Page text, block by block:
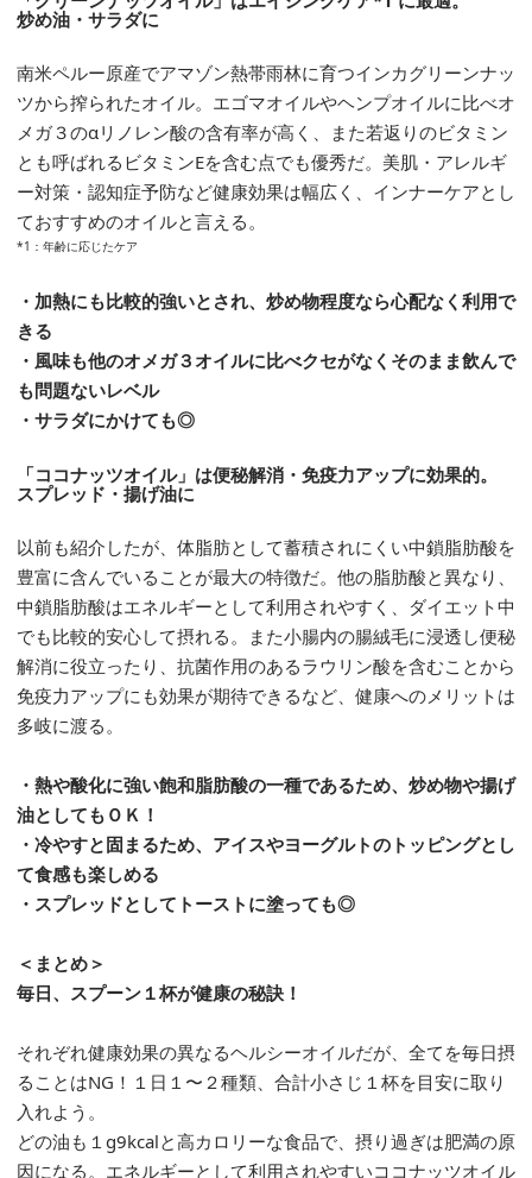
炒め油・サラダに
南米ペルー原産でアマゾン熱帯雨林に育つインカグリーンナッ
ツから搾られたオイル。エゴマオイルやヘンプオイルに比べオ
メガ３のαリノレン酸の含有率が高く、また若返りのビタミン
とも呼ばれるビタミンEを含む点でも優秀だ。美肌・アレルギ
ー対策・認知症予防など健康効果は幅広く、インナーケアとし
ておすすめのオイルと言える。
*1：年齢に応じたケア
・加熱にも比較的強いとされ、炒め物程度なら心配なく利用で
きる
・風味も他のオメガ３オイルに比べクセがなくそのまま飲んで
も問題ないレベル
・サラダにかけても◎
「ココナッツオイル」は便秘解消・免疫力アップに効果的。
スプレッド・揚げ油に
以前も紹介したが、体脂肪として蓄積されにくい中鎖脂肪酸を
豊富に含んでいることが最大の特徴だ。他の脂肪酸と異なり、
中鎖脂肪酸はエネルギーとして利用されやすく、ダイエット中
でも比較的安心して摂れる。また小腸内の腸絨毛に浸透し便秘
解消に役立ったり、抗菌作用のあるラウリン酸を含むことから
免疫力アップにも効果が期待できるなど、健康へのメリットは
多岐に渡る。
・熱や酸化に強い飽和脂肪酸の一種であるため、炒め物や揚げ
油としてもＯＫ！
・冷やすと固まるため、アイスやヨーグルトのトッピングとし
て食感も楽しめる
・スプレッドとしてトーストに塗っても◎
＜まとめ＞
毎日、スプーン１杯が健康の秘訣！
それぞれ健康効果の異なるヘルシーオイルだが、全てを毎日摂
ることはNG！１日１〜２種類、合計小さじ１杯を目安に取り
入れよう。
どの油も１g9kcalと高カロリーな食品で、摂り過ぎは肥満の原
因になる。エネルギーとして利用されやすいココナッツオイル